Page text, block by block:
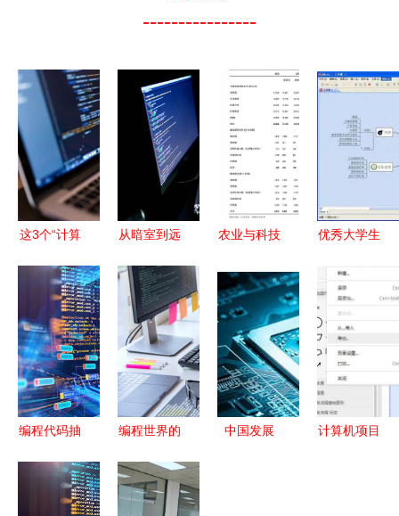
----------------
这3个“计算
考人数最
多，毕业轻
松找工作！
从暗室到远
件开发人员
的技术转让
人生
农业与科技
龙头股一览
与计算机软
件开发的应
用
优秀大学生
机软件与开
发技能指南
编程代码抽
的软件销
售、以股代
编程世界的
一位软件开
发者的日常
中国发展
计算机项目